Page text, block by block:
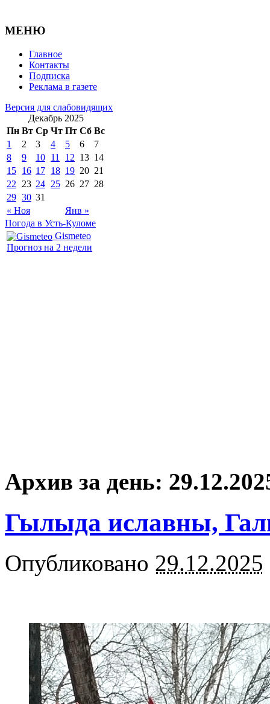
МЕНЮ
Главное
Контакты
Подписка
Реклама в газете
Версия для слабовидящих
Декабрь 2025
Пн Вт Ср Чт Пт Сб Вс
« Ноя Янв »
1 2 3 4 5 6
7
8
9 10 11 12 13 14
15 16 17 18 19 20 21
22
23 24 25 26 27 28
29 30 31
Погода в Усть-Куломе
Gismeteo
Прогноз на 2 недели
Архив за день:
Гылыда иславны,
Опубликовано 29.12.2025